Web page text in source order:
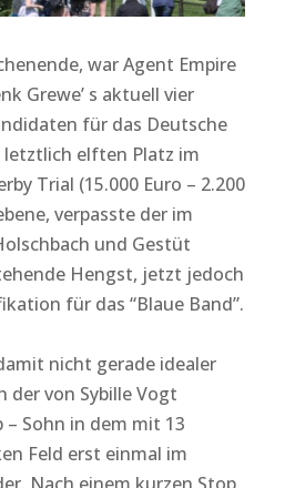
war Agent Empire
Grewe’ s aktuell vier
für das Deutsche
letztlich elften Platz im
Trial (15.000 Euro – 2.200
verpasste der im
und Gestüt
Hengst, jetzt jedoch
für das “Blaue Band”.
nicht gerade idealer
der von Sybille Vogt
Sohn in dem mit 13
Feld erst einmal im